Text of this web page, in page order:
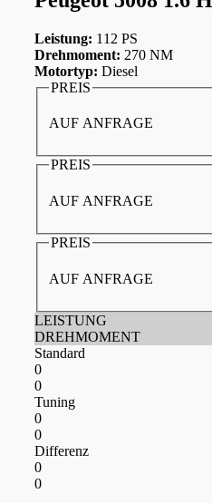
Leistung: 112 PS
Drehmoment: 270 NM
Motortyp: Diesel
PREIS
AUF ANFRAGE
PREIS
AUF ANFRAGE
PREIS
AUF ANFRAGE
LEISTUNG
DREHMOMENT
Standard
0
0
Tuning
0
0
Differenz
0
0